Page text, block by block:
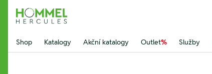
Hommel Hercules
Shop Katalogy Akční katalogy Outlet% Služby